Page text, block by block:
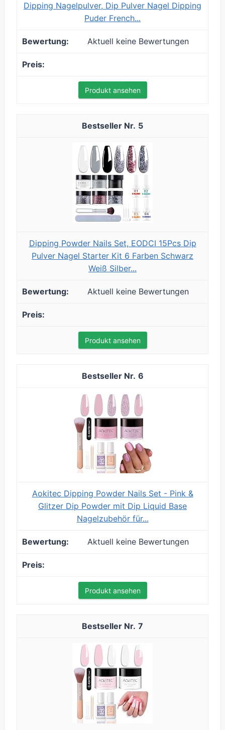
Dipping Nagelpulver, Dip Pulver Nagel Dipping
Puder French...
Aktuell keine Bewertungen
Produkt ansehen
5
Dipping Powder Nails Set, EODCI 15Pcs Dip
Pulver Nagel Starter Kit 6 Farben Schwarz
Weiß Silber...
Aktuell keine Bewertungen
Produkt ansehen
6
Aokitec Dipping Powder Nails Set - Pink &
Glitzer Dip Powder mit Dip Liquid Base
Nagelzubehör für...
Aktuell keine Bewertungen
Produkt ansehen
7